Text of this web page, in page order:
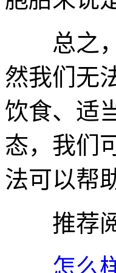
总之，
然我们无
饮食、适
态，我们
法可以帮
推荐阅
怎么